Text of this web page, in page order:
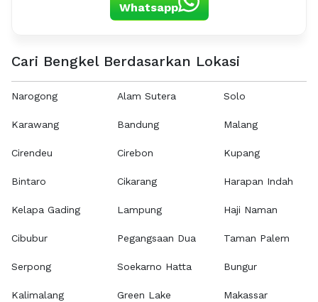
Whatsapp
Cari Bengkel Berdasarkan Lokasi
Narogong
Karawang
Cirendeu
Bintaro
Kelapa Gading
Cibubur
Serpong
Kalimalang
Alam Sutera
Bandung
Cirebon
Cikarang
Lampung
Pegangsaan Dua
Soekarno Hatta
Green Lake
Solo
Malang
Kupang
Harapan Indah
Haji Naman
Taman Palem
Bungur
Makassar